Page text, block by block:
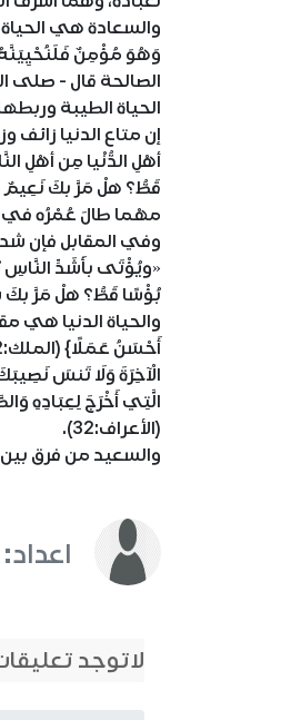
والسعادة هي
وَهُوَ مُؤْمِنٌ فَلَنُحْيِيَنَّهُ
الصالحة قال - صلى
الحياة الطيبة
إن متاع الدنيا
أهْلِ الدُّنْيا مِن أهْلِ
قَطُّ؟ هلْ مَرَّ بكَ نَعِيمٌ
مهْما طالَ عُمْرُه في
وفي المقابل فإن
«ويُؤْتَى بأَشَدِّ النَّاسِ
بُؤْسًا قَطُّ؟ هلْ مَرَّ بكَ
والحياة الدنيا هي
الَّتِي أَخْرَجَ لِعِبَادِهِ
(الأعراف:32).
والسعيد من فرق بين
لاتوجد